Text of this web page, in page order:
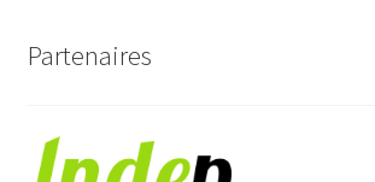
Partenaires